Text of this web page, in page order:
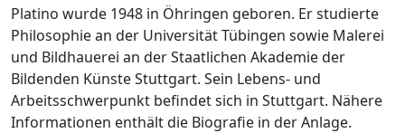
Platino wurde 1948 in Öhringen geboren. Er studierte
Philosophie an der Universität Tübingen sowie Malerei
und Bildhauerei an der Staatlichen Akademie der
Bildenden Künste Stuttgart. Sein Lebens- und
Arbeitsschwerpunkt befindet sich in Stuttgart. Nähere
Informationen enthält die Biografie in der Anlage.